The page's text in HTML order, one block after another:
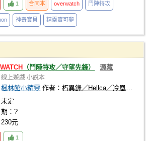
1 合同本 overwatch 鬥陣特攻
神奇寶貝 精靈寶可夢
（鬥陣特攻／守望先鋒） 源藏
線上遊戲 小說本
楓林館小精靈 作者：朽異錄／Hellca／冷凰月／Pooma／萊伊炮／澀江／佰川遙／Hage
定
：?
元
1